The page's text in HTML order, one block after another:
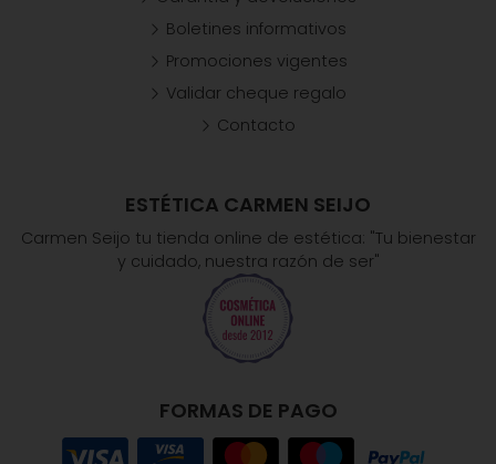
ESTÉTICA CARMEN SEIJO
Carmen Seijo tu tienda online de estética: "Tu bienestar
y cuidado, nuestra razón de ser"
FORMAS DE PAGO
Boletines informativos
Promociones vigentes
Validar cheque regalo
Contacto